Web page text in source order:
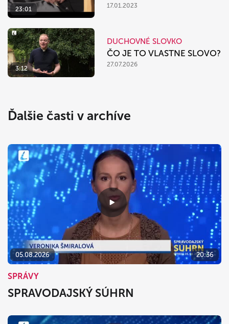
23:01
17.01.2023
3:12
DUCHOVNÉ SLOVKO
ČO JE TO VLASTNE SLOVO?
27.07.2026
Ďalšie časti v archíve
05.08.2026 20:36
SPRÁVY
SPRAVODAJSKÝ SÚHRN